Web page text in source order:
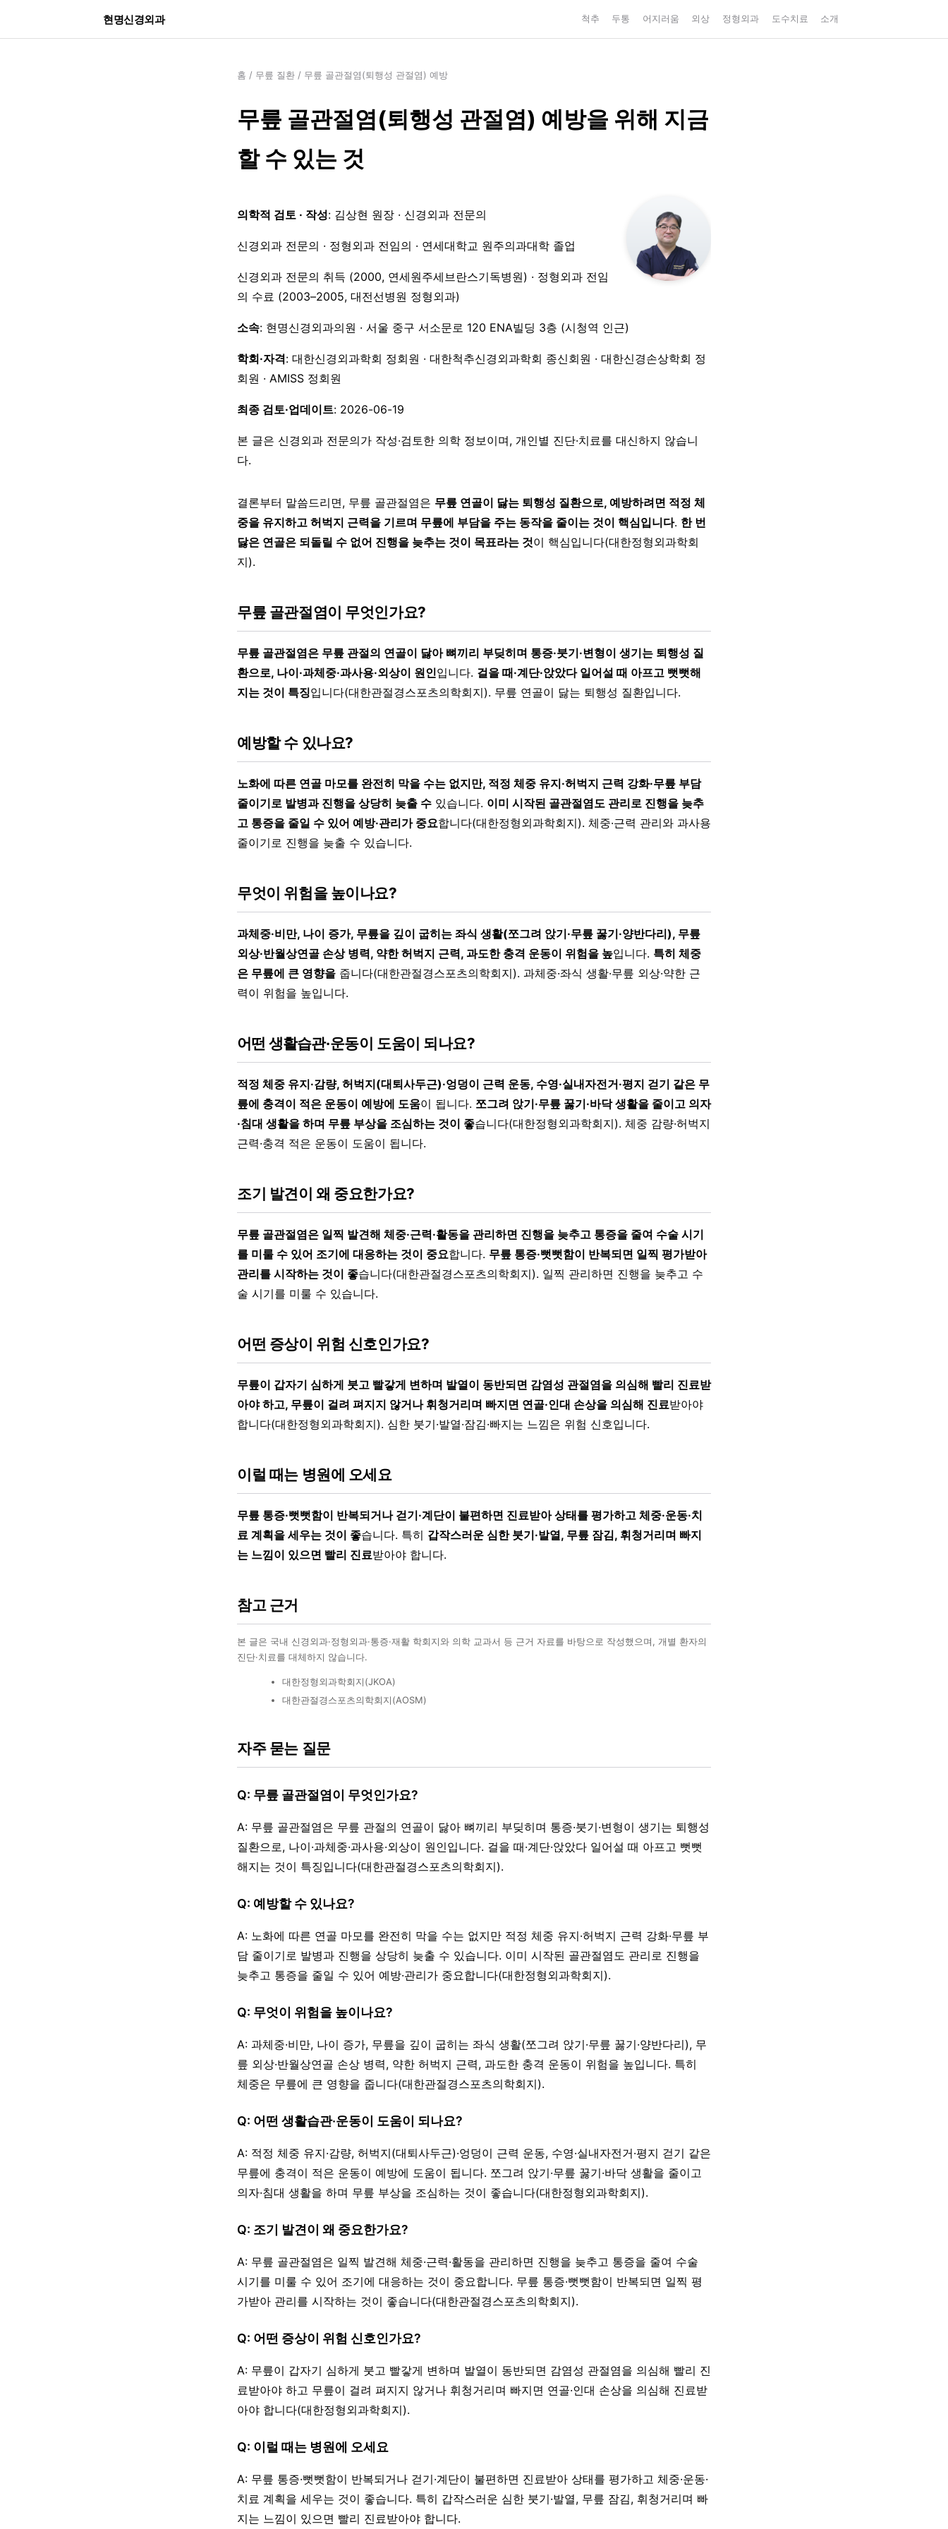
현명신경외과 척추 두통 어지러움 외상 정형외과 도수치료 소개
홈 / 무릎 질환 / 무릎 골관절염(퇴행성 관절염) 예방
무릎 골관절염(퇴행성 관절염) 예방을 위해 지금
할 수 있는 것
의학적 검토 · 작성: 김상현 원장 · 신경외과 전문의
신경외과 전문의 · 정형외과 전임의 · 연세대학교 원주의과대학 졸업
신경외과 전문의 취득 (2000, 연세원주세브란스기독병원) · 정형외과 전임
의 수료 (2003–2005, 대전선병원 정형외과)
소속: 현명신경외과의원 · 서울 중구 서소문로 120 ENA빌딩 3층 (시청역 인근)
학회·자격: 대한신경외과학회 정회원 · 대한척추신경외과학회 종신회원 · 대한신경손상학회 정
회원 · AMISS 정회원
최종 검토·업데이트: 2026-06-19
본 글은 신경외과 전문의가 작성·검토한 의학 정보이며, 개인별 진단·치료를 대신하지 않습니
다.
결론부터 말씀드리면, 무릎 골관절염은 무릎 연골이 닳는 퇴행성 질환으로, 예방하려면 적정 체
중을 유지하고 허벅지 근력을 기르며 무릎에 부담을 주는 동작을 줄이는 것이 핵심입니다. 한 번
닳은 연골은 되돌릴 수 없어 진행을 늦추는 것이 목표라는 것이 핵심입니다(대한정형외과학회
지).
무릎 골관절염이 무엇인가요?
무릎 골관절염은 무릎 관절의 연골이 닳아 뼈끼리 부딪히며 통증·붓기·변형이 생기는 퇴행성 질
환으로, 나이·과체중·과사용·외상이 원인입니다. 걸을 때·계단·앉았다 일어설 때 아프고 뻣뻣해
지는 것이 특징입니다(대한관절경스포츠의학회지). 무릎 연골이 닳는 퇴행성 질환입니다.
예방할 수 있나요?
노화에 따른 연골 마모를 완전히 막을 수는 없지만, 적정 체중 유지·허벅지 근력 강화·무릎 부담
줄이기로 발병과 진행을 상당히 늦출 수 있습니다. 이미 시작된 골관절염도 관리로 진행을 늦추
고 통증을 줄일 수 있어 예방·관리가 중요합니다(대한정형외과학회지). 체중·근력 관리와 과사용
줄이기로 진행을 늦출 수 있습니다.
무엇이 위험을 높이나요?
과체중·비만, 나이 증가, 무릎을 깊이 굽히는 좌식 생활(쪼그려 앉기·무릎 꿇기·양반다리), 무릎
외상·반월상연골 손상 병력, 약한 허벅지 근력, 과도한 충격 운동이 위험을 높입니다. 특히 체중
은 무릎에 큰 영향을 줍니다(대한관절경스포츠의학회지). 과체중·좌식 생활·무릎 외상·약한 근
력이 위험을 높입니다.
어떤 생활습관·운동이 도움이 되나요?
적정 체중 유지·감량, 허벅지(대퇴사두근)·엉덩이 근력 운동, 수영·실내자전거·평지 걷기 같은 무
릎에 충격이 적은 운동이 예방에 도움이 됩니다. 쪼그려 앉기·무릎 꿇기·바닥 생활을 줄이고 의자
·침대 생활을 하며 무릎 부상을 조심하는 것이 좋습니다(대한정형외과학회지). 체중 감량·허벅지
근력·충격 적은 운동이 도움이 됩니다.
조기 발견이 왜 중요한가요?
무릎 골관절염은 일찍 발견해 체중·근력·활동을 관리하면 진행을 늦추고 통증을 줄여 수술 시기
를 미룰 수 있어 조기에 대응하는 것이 중요합니다. 무릎 통증·뻣뻣함이 반복되면 일찍 평가받아
관리를 시작하는 것이 좋습니다(대한관절경스포츠의학회지). 일찍 관리하면 진행을 늦추고 수
술 시기를 미룰 수 있습니다.
어떤 증상이 위험 신호인가요?
무릎이 갑자기 심하게 붓고 빨갛게 변하며 발열이 동반되면 감염성 관절염을 의심해 빨리 진료받
아야 하고, 무릎이 걸려 펴지지 않거나 휘청거리며 빠지면 연골·인대 손상을 의심해 진료받아야
합니다(대한정형외과학회지). 심한 붓기·발열·잠김·빠지는 느낌은 위험 신호입니다.
이럴 때는 병원에 오세요
무릎 통증·뻣뻣함이 반복되거나 걷기·계단이 불편하면 진료받아 상태를 평가하고 체중·운동·치
료 계획을 세우는 것이 좋습니다. 특히 갑작스러운 심한 붓기·발열, 무릎 잠김, 휘청거리며 빠지
는 느낌이 있으면 빨리 진료받아야 합니다.
참고 근거
본 글은 국내 신경외과·정형외과·통증·재활 학회지와 의학 교과서 등 근거 자료를 바탕으로 작성했으며, 개별 환자의
진단·치료를 대체하지 않습니다.
대한정형외과학회지(JKOA)
대한관절경스포츠의학회지(AOSM)
자주 묻는 질문
Q: 무릎 골관절염이 무엇인가요?
A: 무릎 골관절염은 무릎 관절의 연골이 닳아 뼈끼리 부딪히며 통증·붓기·변형이 생기는 퇴행성
질환으로, 나이·과체중·과사용·외상이 원인입니다. 걸을 때·계단·앉았다 일어설 때 아프고 뻣뻣
해지는 것이 특징입니다(대한관절경스포츠의학회지).
Q: 예방할 수 있나요?
A: 노화에 따른 연골 마모를 완전히 막을 수는 없지만 적정 체중 유지·허벅지 근력 강화·무릎 부
담 줄이기로 발병과 진행을 상당히 늦출 수 있습니다. 이미 시작된 골관절염도 관리로 진행을
늦추고 통증을 줄일 수 있어 예방·관리가 중요합니다(대한정형외과학회지).
Q: 무엇이 위험을 높이나요?
A: 과체중·비만, 나이 증가, 무릎을 깊이 굽히는 좌식 생활(쪼그려 앉기·무릎 꿇기·양반다리), 무
릎 외상·반월상연골 손상 병력, 약한 허벅지 근력, 과도한 충격 운동이 위험을 높입니다. 특히
체중은 무릎에 큰 영향을 줍니다(대한관절경스포츠의학회지).
Q: 어떤 생활습관·운동이 도움이 되나요?
A: 적정 체중 유지·감량, 허벅지(대퇴사두근)·엉덩이 근력 운동, 수영·실내자전거·평지 걷기 같은
무릎에 충격이 적은 운동이 예방에 도움이 됩니다. 쪼그려 앉기·무릎 꿇기·바닥 생활을 줄이고
의자·침대 생활을 하며 무릎 부상을 조심하는 것이 좋습니다(대한정형외과학회지).
Q: 조기 발견이 왜 중요한가요?
A: 무릎 골관절염은 일찍 발견해 체중·근력·활동을 관리하면 진행을 늦추고 통증을 줄여 수술
시기를 미룰 수 있어 조기에 대응하는 것이 중요합니다. 무릎 통증·뻣뻣함이 반복되면 일찍 평
가받아 관리를 시작하는 것이 좋습니다(대한관절경스포츠의학회지).
Q: 어떤 증상이 위험 신호인가요?
A: 무릎이 갑자기 심하게 붓고 빨갛게 변하며 발열이 동반되면 감염성 관절염을 의심해 빨리 진
료받아야 하고 무릎이 걸려 펴지지 않거나 휘청거리며 빠지면 연골·인대 손상을 의심해 진료받
아야 합니다(대한정형외과학회지).
Q: 이럴 때는 병원에 오세요
A: 무릎 통증·뻣뻣함이 반복되거나 걷기·계단이 불편하면 진료받아 상태를 평가하고 체중·운동·
치료 계획을 세우는 것이 좋습니다. 특히 갑작스러운 심한 붓기·발열, 무릎 잠김, 휘청거리며 빠
지는 느낌이 있으면 빨리 진료받아야 합니다.